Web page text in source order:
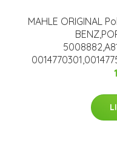
MAHLE ORIGINAL